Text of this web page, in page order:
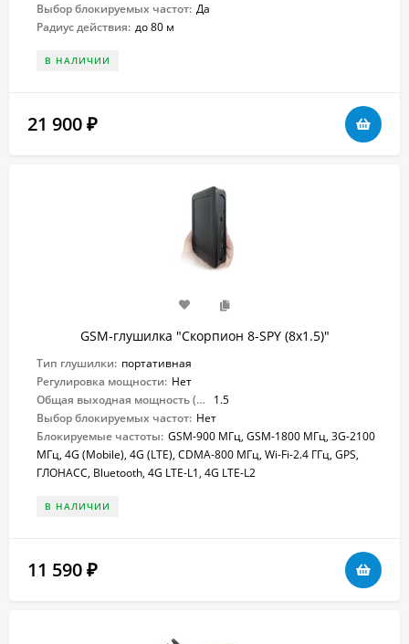
Выбор блокируемых частот: Да
Радиус действия: до 80 м
В НАЛИЧИИ
21 900 ₽
GSM-глушилка "Скорпион 8-SPY (8х1.5)"
Тип глушилки: портативная
Регулировка мощности: Нет
Общая выходная мощность (Вт):
1.5
Выбор блокируемых частот: Нет
Блокируемые частоты: GSM-900 МГц, GSM-1800 МГц, 3G-2100
МГц, 4G (Mobile), 4G (LTE), CDMA-800 МГц, Wi-Fi-2.4 ГГц, GPS,
ГЛОНАСС, Bluetooth, 4G LTE-L1, 4G LTE-L2
В НАЛИЧИИ
11 590 ₽